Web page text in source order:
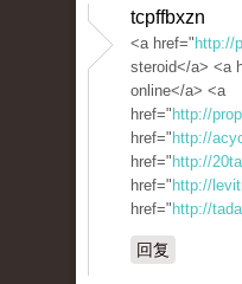
tcpffbxzn
<a href=" http://
steroid</a> <a
online</a> <a
href=" http://
href=" http://
href=" http://
href=" http://
href=" http://
回复